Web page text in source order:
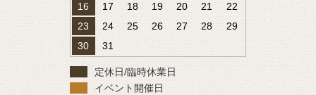
16
17 18 19 20 21
22
23
24 25 26 27 28
29
30
31
定休日/臨時休業日
イベント開催日